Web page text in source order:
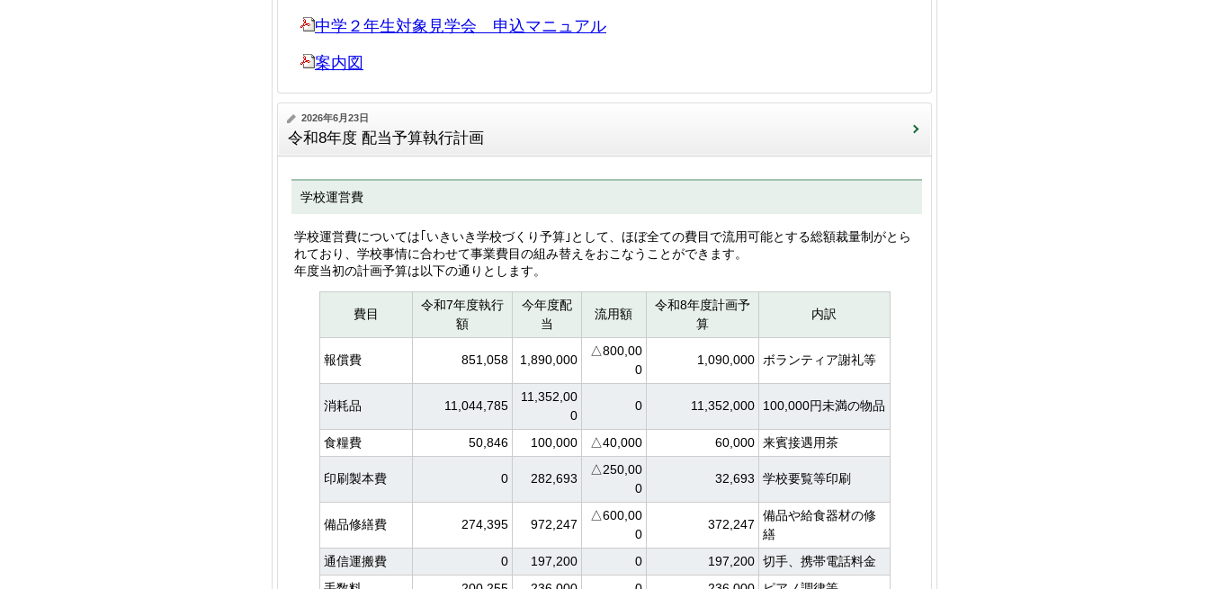
中学２年生対象見学会 申込マニュアル
案内図
2026年6月23日
令和8年度 配当予算執行計画
学校運営費
学校運営費については｢いきいき学校づくり予算｣として、ほぼ全ての費目で流用可能とする総額裁量制がとら
れており、学校事情に合わせて事業費目の組み替えをおこなうことができます。
年度当初の計画予算は以下の通りとします。
費目
令和7年度執行
額
今年度配
当
流用額
令和8年度計画予
算
内訳
報償費 851,058 1,890,000
△800,00
0
1,090,000 ボランティア謝礼等
消耗品 11,044,785
11,352,00
0
0 11,352,000 100,000円未満の物品
食糧費 50,846 100,000 △40,000 60,000 来賓接遇用茶
印刷製本費 0 282,693
△250,00
0
32,693 学校要覧等印刷
備品修繕費 274,395 972,247
△600,00
0
372,247
備品や給食器材の修
繕
通信運搬費
0 197,200 0 197,200 切手、携帯電話料金